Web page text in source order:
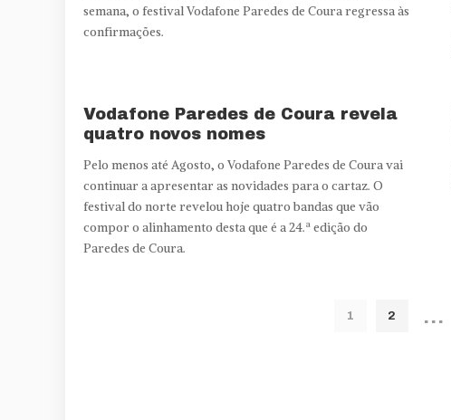
semana, o festival Vodafone Paredes de Coura regressa às
confirmações.
Vodafone Paredes de Coura revela
quatro novos nomes
Pelo menos até Agosto, o Vodafone Paredes de Coura vai
continuar a apresentar as novidades para o cartaz. O
festival do norte revelou hoje quatro bandas que vão
compor o alinhamento desta que é a 24.ª edição do
Paredes de Coura.
1 2 …